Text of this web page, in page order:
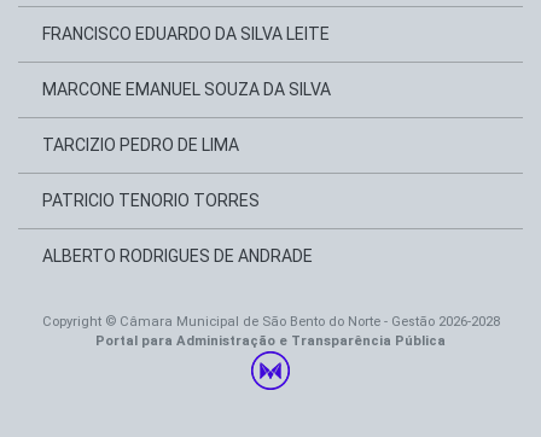
FRANCISCO EDUARDO DA SILVA LEITE
MARCONE EMANUEL SOUZA DA SILVA
TARCIZIO PEDRO DE LIMA
PATRICIO TENORIO TORRES
ALBERTO RODRIGUES DE ANDRADE
Copyright © Câmara Municipal de São Bento do Norte - Gestão 2026-2028
Portal para Administração e Transparência Pública